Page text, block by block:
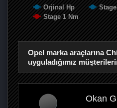
Orjinal Hp
Stage 1 Nm
Opel marka araçlarına
uyguladığımız
Okan